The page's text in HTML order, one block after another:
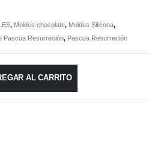
, Moldes chocolate, Moldes Silicona,
Pascua Resurreción, Pascua Resurreción
AL CARRITO